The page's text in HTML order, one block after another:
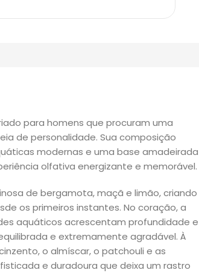
para homens que procuram uma
de personalidade. Sua composição
modernas e uma base amadeirada
olfativa energizante e memorável.
de bergamota, maçã e limão, criando
os primeiros instantes. No coração, a
aquáticos acrescentam profundidade e
e extremamente agradável. À
o almíscar, o patchouli e as
e duradoura que deixa um rastro